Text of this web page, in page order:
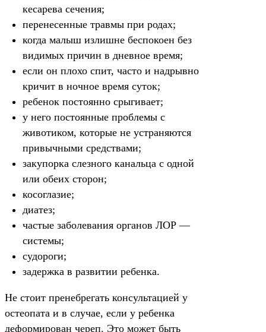
кесарева сечения;
перенесенные травмы при родах;
когда малыш излишне беспокоен без
видимых причин в дневное время;
если он плохо спит, часто и надрывно
кричит в ночное время суток;
ребенок постоянно срыгивает;
у него постоянные проблемы с
животиком, которые не устраняются
привычными средствами;
закупорка слезного канальца с одной
или обеих сторон;
косоглазие;
диатез;
частые заболевания органов ЛОР —
системы;
судороги;
задержка в развитии ребенка.
Не стоит пренебрегать консультацией у
остеопата и в случае, если у ребенка
деформирован череп. Это может быть